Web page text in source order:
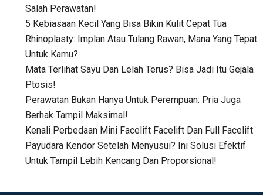
Salah Perawatan!
5 Kebiasaan Kecil Yang Bisa Bikin Kulit Cepat Tua
Rhinoplasty: Implan Atau Tulang Rawan, Mana Yang Tepat
Untuk Kamu?
Mata Terlihat Sayu Dan Lelah Terus? Bisa Jadi Itu Gejala
Ptosis!
Perawatan Bukan Hanya Untuk Perempuan: Pria Juga
Berhak Tampil Maksimal!
Kenali Perbedaan Mini Facelift Facelift Dan Full Facelift
Payudara Kendor Setelah Menyusui? Ini Solusi Efektif
Untuk Tampil Lebih Kencang Dan Proporsional!